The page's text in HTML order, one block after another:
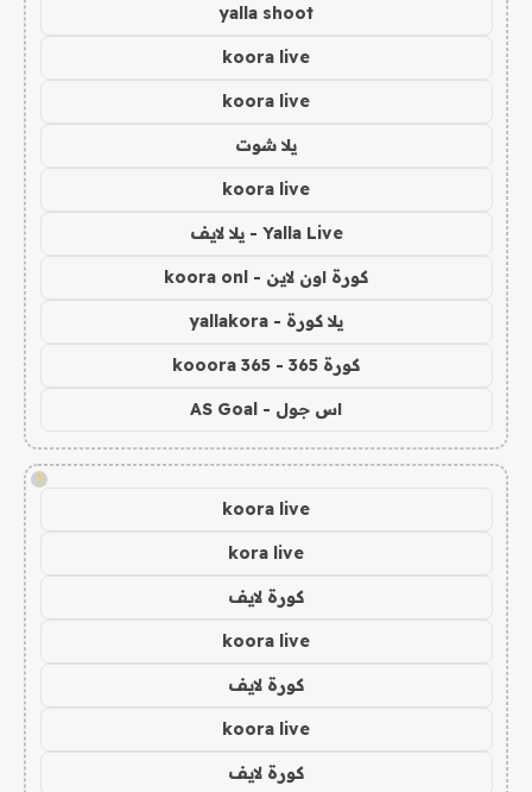
yalla shoot
koora live
koora live
يلا شوت
koora live
Yalla Live - يلا لايف
كورة اون لاين - koora onl
يلا كورة - yallakora
كورة 365 - kooora 365
اس جول - AS Goal
!
koora live
kora live
كورة لايف
koora live
كورة لايف
koora live
كورة لايف